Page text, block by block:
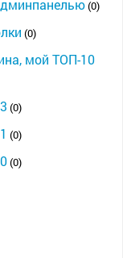
(0)
(0)
мой ТОП-10
(0)
(0)
(0)